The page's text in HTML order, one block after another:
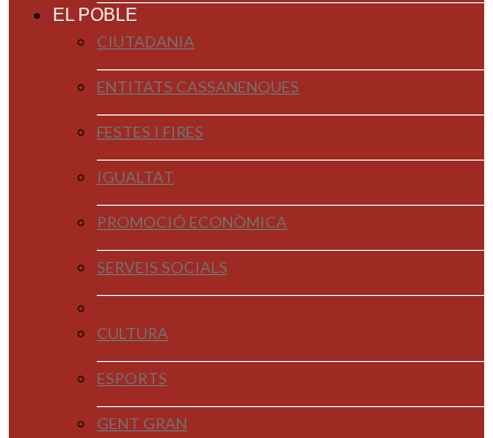
EL POBLE
CIUTADANIA
ENTITATS CASSANENQUES
FESTES I FIRES
IGUALTAT
PROMOCIÓ ECONÒMICA
SERVEIS SOCIALS
CULTURA
ESPORTS
GENT GRAN